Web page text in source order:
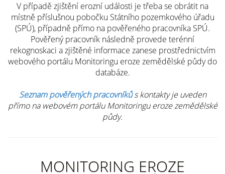
V případě zjištění erozní události je třeba se obrátit na
místně příslušnou pobočku Státního pozemkového úřadu
(SPÚ), případně přímo na pověřeného pracovníka SPÚ.
Pověřený pracovník následně provede terénní
rekognoskaci a zjištěné informace zanese prostřednictvím
webového portálu Monitoringu eroze zemědělské půdy do
databáze.
Seznam pověřených pracovníkůs kontakty je uveden
přímo na webovém portálu Monitoringu eroze zemědělské
půdy.
MONITORING EROZE